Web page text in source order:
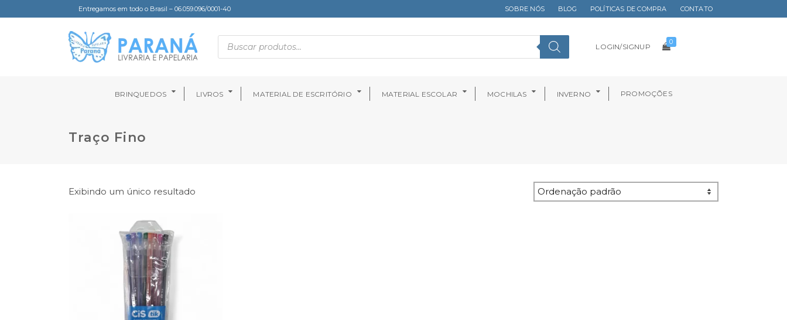
Entregamos em todo o Brasil – 06.059.096/0001-40 SOBRE NÓS BLOG POLÍTICAS DE COMPRA CONTATO
LOGIN/SIGNUP
0
BRINQUEDOS LIVROS MATERIAL DE ESCRITÓRIO MATERIAL ESCOLAR MOCHILAS INVERNO PROMOÇÕES
Traço Fino
Exibindo um único resultado